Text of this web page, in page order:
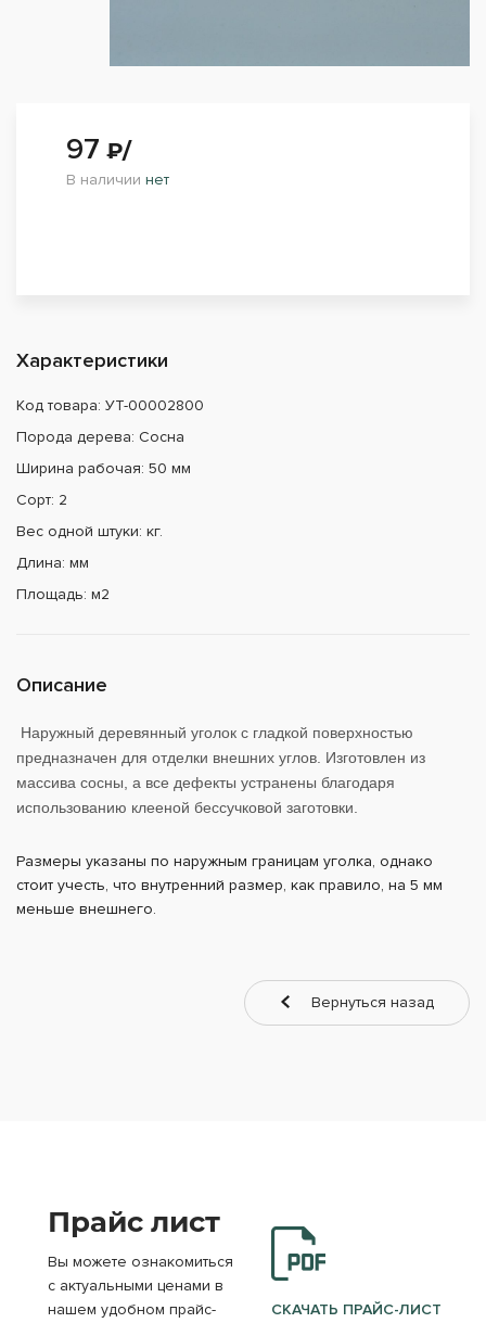
Характеристики
Код товара: УТ-00002800
Порода дерева: Сосна
Ширина рабочая: 50 мм
Сорт: 2
Вес одной штуки: кг.
Длина: мм
Площадь: м2
Описание
Наружный деревянный уголок с гладкой поверхностью
предназначен для отделки внешних углов. Изготовлен из
массива сосны, а все дефекты устранены благодаря
использованию клееной бессучковой заготовки.
Размеры указаны по наружным границам уголка, однако
стоит учесть, что внутренний размер, как правило, на 5 мм
меньше внешнего.
97 ₽/
В наличии нет
Вернуться назад
Прайс лист
Вы можете ознакомиться
с актуальными ценами в
нашем удобном прайс-
СКАЧАТЬ ПРАЙС-ЛИСТ